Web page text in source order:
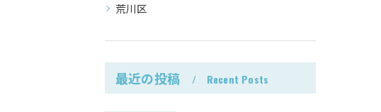
荒川区
最近の投稿 Recent Posts